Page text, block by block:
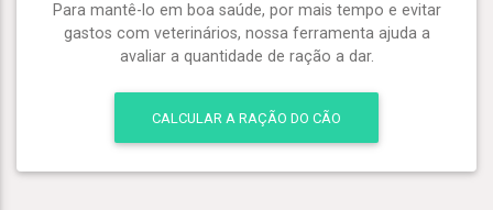
Para mantê-lo em boa saúde, por mais tempo e evitar
gastos com veterinários, nossa ferramenta ajuda a
avaliar a quantidade de ração a dar.
CALCULAR A RAÇÃO DO CÃO